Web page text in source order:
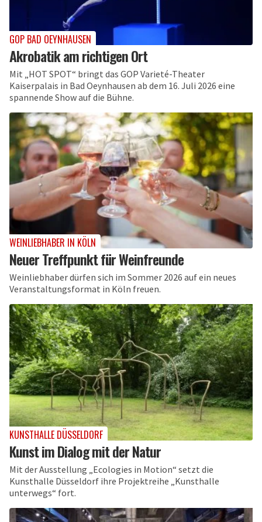
GOP BAD OEYNHAUSEN
Akrobatik am richtigen Ort
Mit „HOT SPOT“ bringt das GOP Varieté-Theater
Kaiserpalais in Bad Oeynhausen ab dem 16. Juli 2026 eine
spannende Show auf die Bühne.
WEINLIEBHABER IN KÖLN
Neuer Treffpunkt für Weinfreunde
Weinliebhaber dürfen sich im Sommer 2026 auf ein neues
Veranstaltungsformat in Köln freuen.
KUNSTHALLE DÜSSELDORF
Kunst im Dialog mit der Natur
Mit der Ausstellung „Ecologies in Motion“ setzt die
Kunsthalle Düsseldorf ihre Projektreihe „Kunsthalle
unterwegs“ fort.